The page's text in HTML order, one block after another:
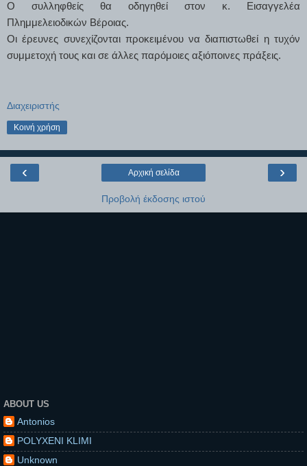
Ο συλληφθείς θα οδηγηθεί στον κ. Εισαγγελέα
Πλημμελειοδικών Βέροιας.
Οι έρευνες συνεχίζονται προκειμένου να διαπιστωθεί η τυχόν
συμμετοχή τους και σε άλλες παρόμοιες αξιόποινες πράξεις.
Διαχειριστής
Κοινή χρήση
‹ ›
Αρχική σελίδα
Προβολή έκδοσης ιστού
ABOUT US
Antonios
POLYXENI KLIMI
Unknown